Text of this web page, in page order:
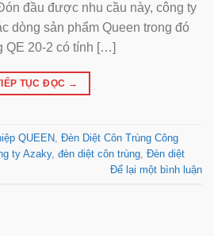
đầu được nhu cầu này, công ty
dòng sản phẩm Queen trong đó
QE 20-2 có tính […]
TỤC ĐỌC →
QUEEN Đèn Diệt Côn Trùng Công
ty Azaky, đèn diệt côn trùng Đèn diệt
Để lại một bình luận